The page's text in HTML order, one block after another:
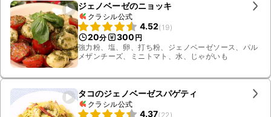
ジェノベーゼのニョッキ
クラシル公式
4.52(19)
20分 300 円
強力粉、塩、卵、打ち粉、ジェノベーゼソース、パル
メザンチーズ、ミニトマト、水、じゃがいも
タコのジェノベーゼスパゲティ
クラシル公式
4.37(22 )